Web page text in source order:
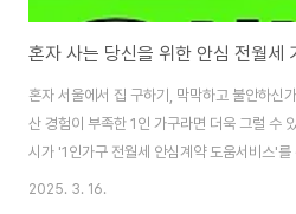
혼자 서울에서 집 구하기, 막막하고 불안하신
산 경험이 부족한 1인 가구라면 더욱 그럴 수
시가 '1인가구 전월세 안심계약 도움서비스'를
니다. 왜 이 서비스를 이용해야 할까요? * 부동
2025. 3. 16.